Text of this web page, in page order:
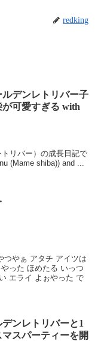
redking
デンレトリバー子
可愛すぎる with
リバー）の成長日記で
(Mame shiba)) and ...
やぁ アタチ アイツは
った ほめたる いっつ
エライ よぉやった で
ンレトリバーと1
スパーティーを開